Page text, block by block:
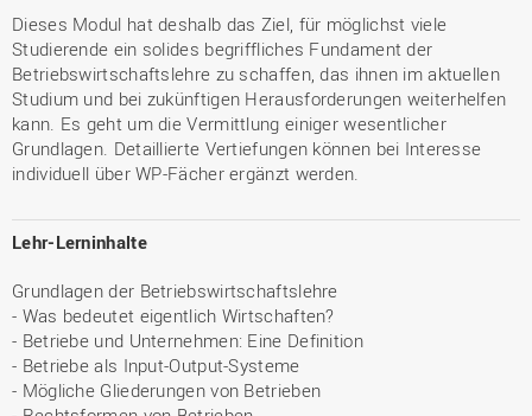
Dieses Modul hat deshalb das Ziel, für möglichst viele
Studierende ein solides begriffliches Fundament der
Betriebswirtschaftslehre zu schaffen, das ihnen im aktuellen
Studium und bei zukünftigen Herausforderungen weiterhelfen
kann. Es geht um die Vermittlung einiger wesentlicher
Grundlagen. Detaillierte Vertiefungen können bei Interesse
individuell über WP-Fächer ergänzt werden.
Lehr-Lerninhalte
Grundlagen der Betriebswirtschaftslehre
- Was bedeutet eigentlich Wirtschaften?
- Betriebe und Unternehmen: Eine Definition
- Betriebe als Input-Output-Systeme
- Mögliche Gliederungen von Betrieben